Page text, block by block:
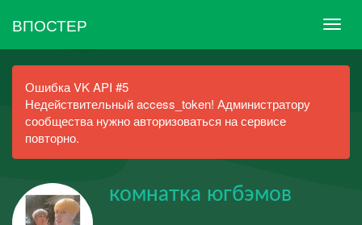
ВПОСТЕР
Ошибка VK API #5
Недействительный access_token! Администратору
сообщества нужно авторизоваться на сервисе
повторно.
комнатка югбэмов